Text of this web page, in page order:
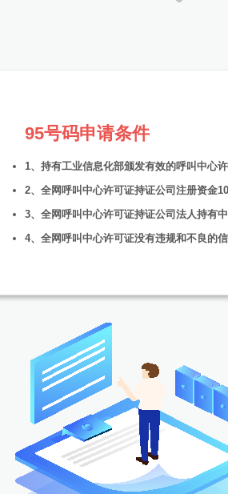
95号码申请条件
1、持有工业信息化部颁发有效的呼叫中心
2、全网呼叫中心许可证持证公司注册资金
3、全网呼叫中心许可证持证公司法人持有
4、全网呼叫中心许可证没有违规和不良的